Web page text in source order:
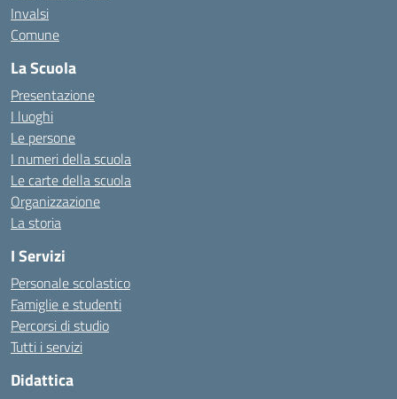
Invalsi
Comune
La Scuola
Presentazione
I luoghi
Le persone
I numeri della scuola
Le carte della scuola
Organizzazione
La storia
I Servizi
Personale scolastico
Famiglie e studenti
Percorsi di studio
Tutti i servizi
Didattica